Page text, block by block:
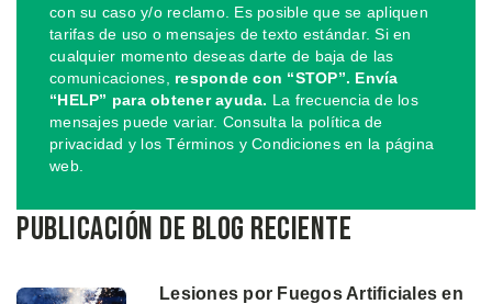
con su caso y/o reclamo. Es posible que se apliquen
tarifas de uso o mensajes de texto estándar. Si en
cualquier momento deseas darte de baja de las
comunicaciones, responde con “STOP”. Envía
“HELP” para obtener ayuda. La frecuencia de los
mensajes puede variar. Consulta la política de
privacidad y los Términos y Condiciones en la página
web.
Publicación de blog reciente
Lesiones por Fuegos Artificiales en